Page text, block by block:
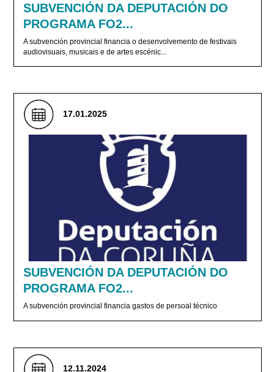
SUBVENCIÓN DA DEPUTACIÓN DO
PROGRAMA FO2...
A subvención provincial financia o desenvolvemento de festivais
audiovisuais, musicais e de artes escénic...
17.01.2025
SUBVENCIÓN DA DEPUTACIÓN DO
PROGRAMA FO2...
A subvención provincial financia gastos de persoal técnico
12.11.2024